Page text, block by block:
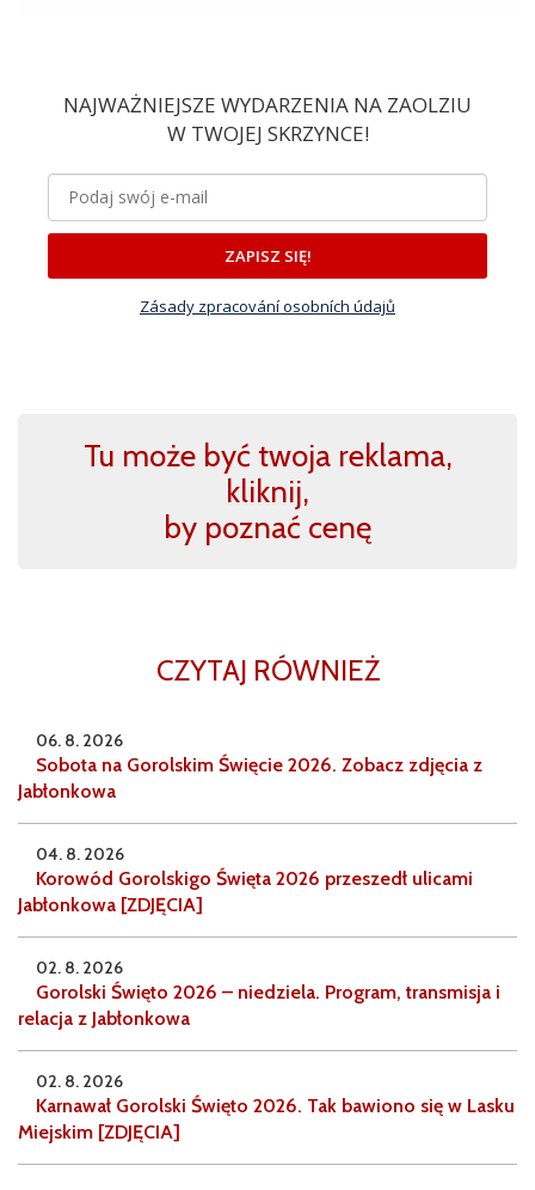
NAJWAŻNIEJSZE WYDARZENIA NA ZAOLZIU
W TWOJEJ SKRZYNCE!
ZAPISZ SIĘ!
Zásady zpracování osobních údajů
Tu może być twoja reklama,
kliknij,
by poznać cenę
CZYTAJ RÓWNIEŻ
06. 8. 2026
Sobota na Gorolskim Święcie 2026. Zobacz zdjęcia z
Jabłonkowa
04. 8. 2026
Korowód Gorolskigo Święta 2026 przeszedł ulicami
Jabłonkowa [ZDJĘCIA]
02. 8. 2026
Gorolski Święto 2026 – niedziela. Program, transmisja i
relacja z Jabłonkowa
02. 8. 2026
Karnawał Gorolski Święto 2026. Tak bawiono się w Lasku
Miejskim [ZDJĘCIA]